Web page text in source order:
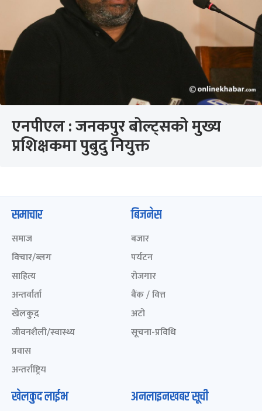
एनपीएल : जनकपुर बोल्ट्सको मुख्य
प्रशिक्षकमा पुबुदु नियुक्त
समाचार
समाज
विचार/ब्लग
साहित्य
अन्तर्वार्ता
खेलकुद़़
जीवनशैली/स्वास्थ्य
प्रवास
अन्तर्राष्ट्रिय
बिजनेस
बजार
पर्यटन
रोजगार
बैंक / वित्त
अटो
सूचना-प्रविधि
खेलकुद लाईभ अनलाइनखबर सूची